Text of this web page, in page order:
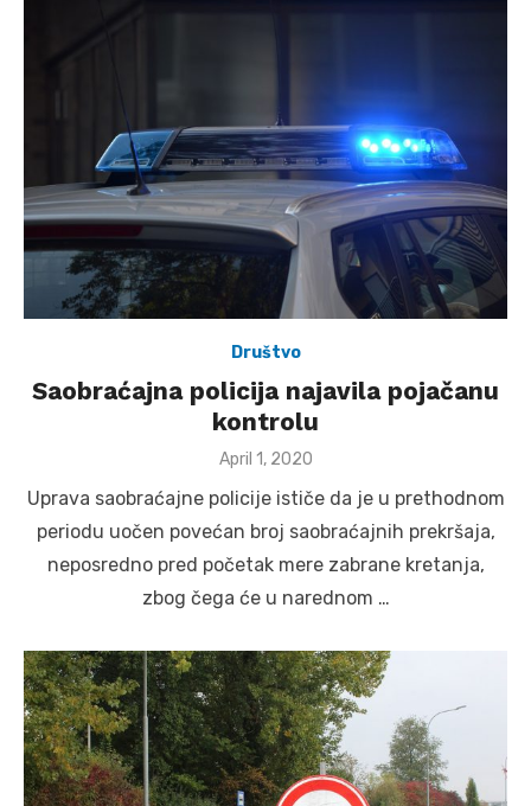
Društvo
Saobraćajna policija najavila pojačanu
kontrolu
Posted
April 1, 2020
Uprava saobraćajne policije ističe da je u prethodnom
periodu uočen povećan broj saobraćajnih prekršaja,
neposredno pred početak mere zabrane kretanja,
zbog čega će u narednom …